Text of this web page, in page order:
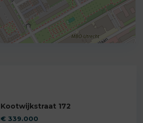
Kootwijkstraat 172
€ 339.000